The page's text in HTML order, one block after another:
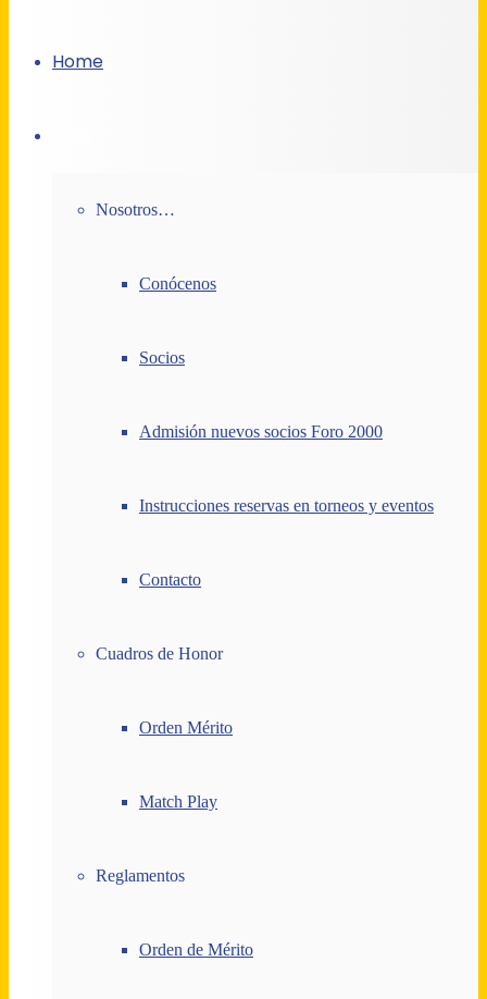
Home
Nosotros…
Conócenos
Socios
Admisión nuevos socios Foro 2000
Instrucciones reservas en torneos y eventos
Contacto
Cuadros de Honor
Orden Mérito
Match Play
Reglamentos
Orden de Mérito